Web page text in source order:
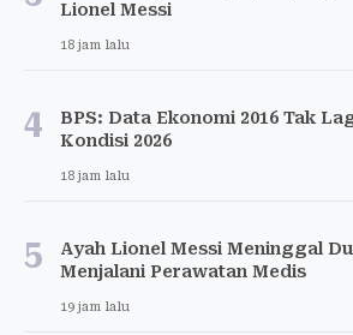
Lionel Messi
18 jam lalu
4
BPS: Data Ekonomi 2016 Tak
Kondisi 2026
18 jam lalu
5
Ayah Lionel Messi Meninggal
Menjalani Perawatan Medis
19 jam lalu